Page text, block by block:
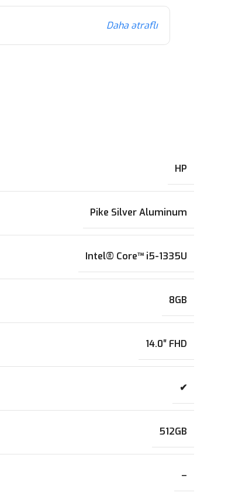
Daha ətraflı
HP
Pike Silver Aluminum
Intel® Core™ i5-1335U
8GB
14.0″ FHD
✔
512GB
–